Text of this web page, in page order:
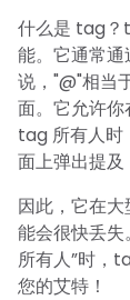
什么是 tag？
能。它通常
说，"@"相当
面。它允许
tag 所有人时
面上弹出提及
因此，它在
能会很快丢
所有人”时，
您的艾特！